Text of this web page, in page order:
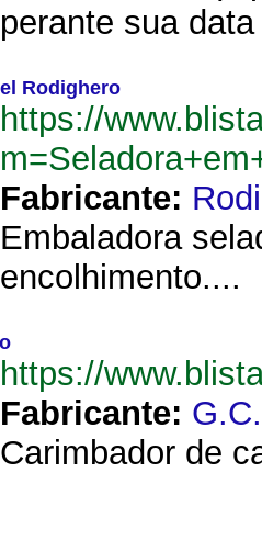
perante sua
Rodighero
https://
Fabricante:
Embaladora
encolhimento....
https://
Fabricante:
Carimbador de